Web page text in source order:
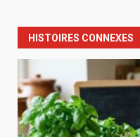
HISTOIRES CONNEXES